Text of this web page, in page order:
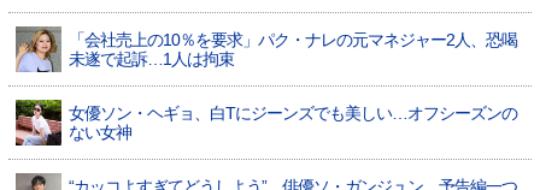
「会社売上の10％を要求」パク・ナレの元マネジャー2人、恐喝
未遂で起訴…1人は拘束
女優ソン・ヘギョ、白Tにジーンズでも美しい…オフシーズンの
ない女神